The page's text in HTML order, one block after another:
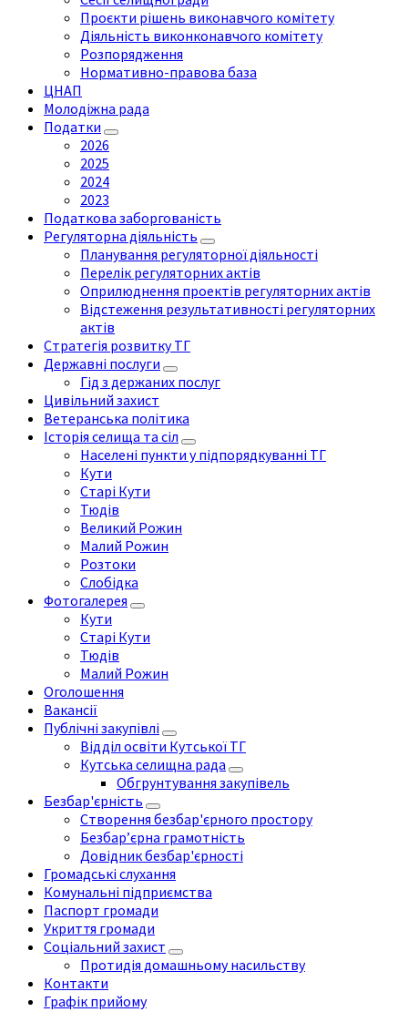
Проєкти рішень виконавчого комітету
Діяльність виконконавчого комітету
Розпорядження
Нормативно-правова база
ЦНАП
Молодіжна рада
Податки
2026
2025
2024
2023
Податкова заборгованість
Регуляторна діяльність
Планування регуляторної діяльності
Перелік регуляторних актів
Оприлюднення проектів регуляторних актів
Відстеження результативності регуляторних
актів
Стратегія розвитку ТГ
Державні послуги
Гід з держаних послуг
Цивільний захист
Ветеранська політика
Історія селища та сіл
Населені пункти у підпорядкуванні ТГ
Кути
Старі Кути
Тюдів
Великий Рожин
Малий Рожин
Розтоки
Слобідка
Фотогалерея
Кути
Старі Кути
Тюдів
Малий Рожин
Оголошення
Вакансії
Публічні закупівлі
Відділ освіти Кутської ТГ
Кутська селищна рада
Обгрунтування закупівель
Безбар'єрність
Створення безбар'єрного простору
Безбар’єрна грамотність
Довідник безбар'єрності
Громадські слухання
Комунальні підприємства
Паспорт громади
Укриття громади
Соціальний захист
Протидія домашньому насильству
Контакти
Графік прийому